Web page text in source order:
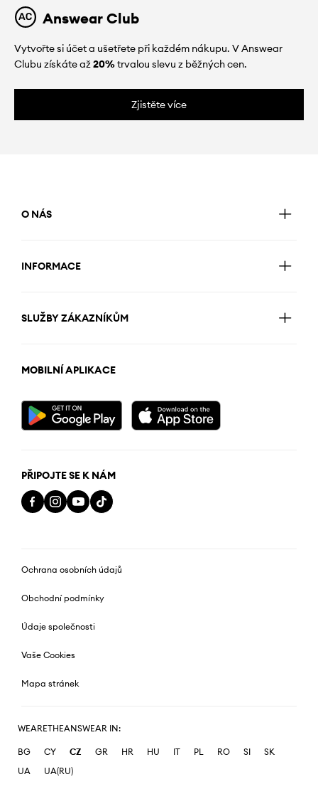
Answear Club
Vytvořte si účet a ušetřete při každém nákupu. V Answear
Clubu získáte až20%trvalou slevu z běžných cen.
Zjistěte více
O NÁS
INFORMACE
SLUŽBY ZÁKAZNÍKŮM
MOBILNÍ APLIKACE
PŘIPOJTE SE K NÁM
Ochrana osobních údajů
Obchodní podmínky
Údaje společnosti
Vaše Cookies
Mapa stránek
WEARETHEANSWEAR IN:
BG CY CZ GR HR HU IT PL RO SI
SK
UA
UA(RU)